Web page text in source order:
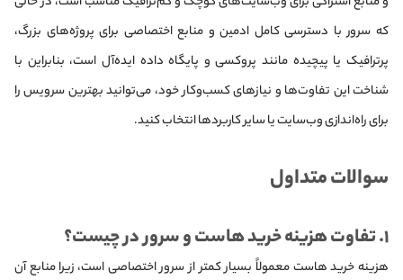
که سرور با دسترسی کامل ادمین و منابع اختصاصی برای پروژه‌های بزرگ،
پرترافیک یا پیچیده مانند پروکسی و پایگاه داده ایده‌آل است، بنابراین با
شناخت این تفاوت‌ها و نیازهای کسب‌وکار خود، می‌توانید بهترین سرویس را
برای راه‌اندازی وب‌سایت یا سایر کاربردها انتخاب کنید.
سوالات متداول
۱. تفاوت هزینه خرید هاست و سرور در چیست؟
هزینه خرید هاست معمولاً بسیار کمتر از سرور اختصاصی است، زیرا منابع آن